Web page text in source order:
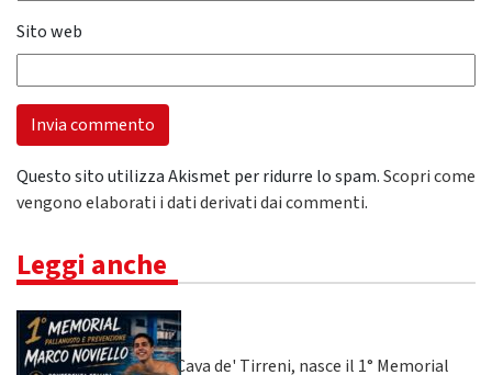
Sito web
Questo sito utilizza Akismet per ridurre lo spam.Scopri come
vengono elaborati i dati derivati dai commenti.
Leggi anche
Cava de' Tirreni, nasce il 1° Memorial